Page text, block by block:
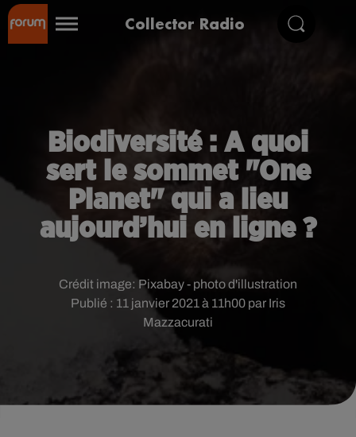
Collector Radio
Biodiversité : A quoi
sert le sommet "One
Planet" qui a lieu
aujourd’hui en ligne ?
Publié : 11 janvier 2021 à 11h00 par Iris
Mazzacurati
Crédit image: Pixabay - photo d'illustration